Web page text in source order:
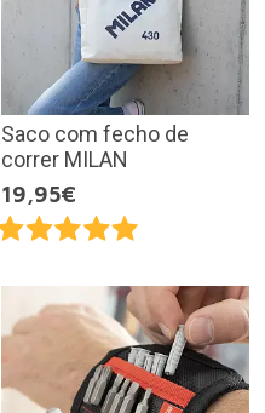
Saco com fecho de
correr MILAN
19,95€